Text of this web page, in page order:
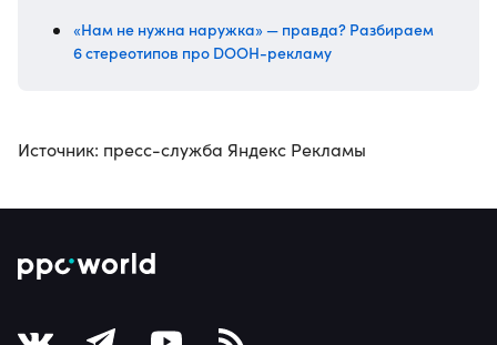
«Нам не нужна наружка» — правда? Разбираем
6 стереотипов про DOOH-рекламу
Источник: пресс-служба Яндекс Рекламы